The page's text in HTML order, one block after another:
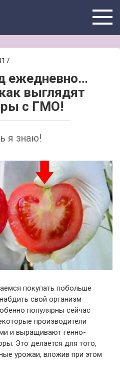
ежедневно…
выглядят
с ГМО!
я знаю!
покупать побольше
свой организм
популярны сейчас
производители
и выращивают генно-
Это делается для того,
урожаи, вложив при этом